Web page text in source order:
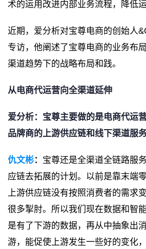
术的运用改进内部业务流程，降低运
近期，爱分析对宝尊电商的创始人
专访，他阐述了宝尊电商的业务布
渠道趋势下的战略布局和践。
从电商代运营向全渠道延伸
爱分析：宝尊主要做的是电商代运
品牌商的上游供应链和线下渠道服
仇文彬： 宝尊还是全渠道全链路服
应链去拓展的计划。以前是靠末端
上游供应链没有按照消费者的需求
很多掣肘。所以我们现在数据和智
是有了下游的数据，再从中抽象出
游，能促使上游发生一些好的变化